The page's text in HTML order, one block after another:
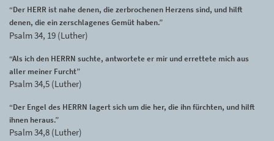
“Der HERR ist nahe denen, die zerbrochenen Herzens sind, und hilft
denen, die ein zerschlagenes Gemüt haben.”
Psalm 34, 19 (Luther)
“Als ich den HERRN suchte, antwortete er mir und errettete mich aus
aller meiner Furcht”
Psalm 34,5 (Luther)
“Der Engel des HERRN lagert sich um die her, die ihn fürchten, und hilft
ihnen heraus.”
Psalm 34,8 (Luther)